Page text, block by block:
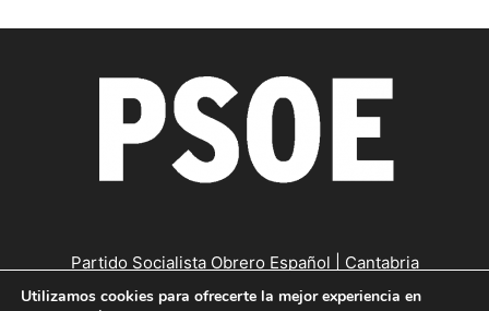
Partido Socialista Obrero Español | Cantabria
Contáctanos:cantabria@psc-psoe.es
Utilizamos cookies para ofrecerte la mejor experiencia en